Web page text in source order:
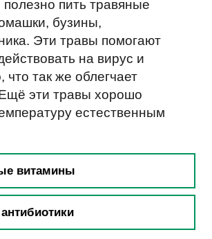
пить травяные
бузины,
Эти травы помогают
на вирус и
что так же облегчает
эти травы хорошо
естественным
витамины